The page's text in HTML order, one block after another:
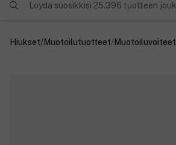
Löydä suosikkisi 25.396 tuotteen
Hiukset/Muotoilutuotteet/Muotoiluvoiteet